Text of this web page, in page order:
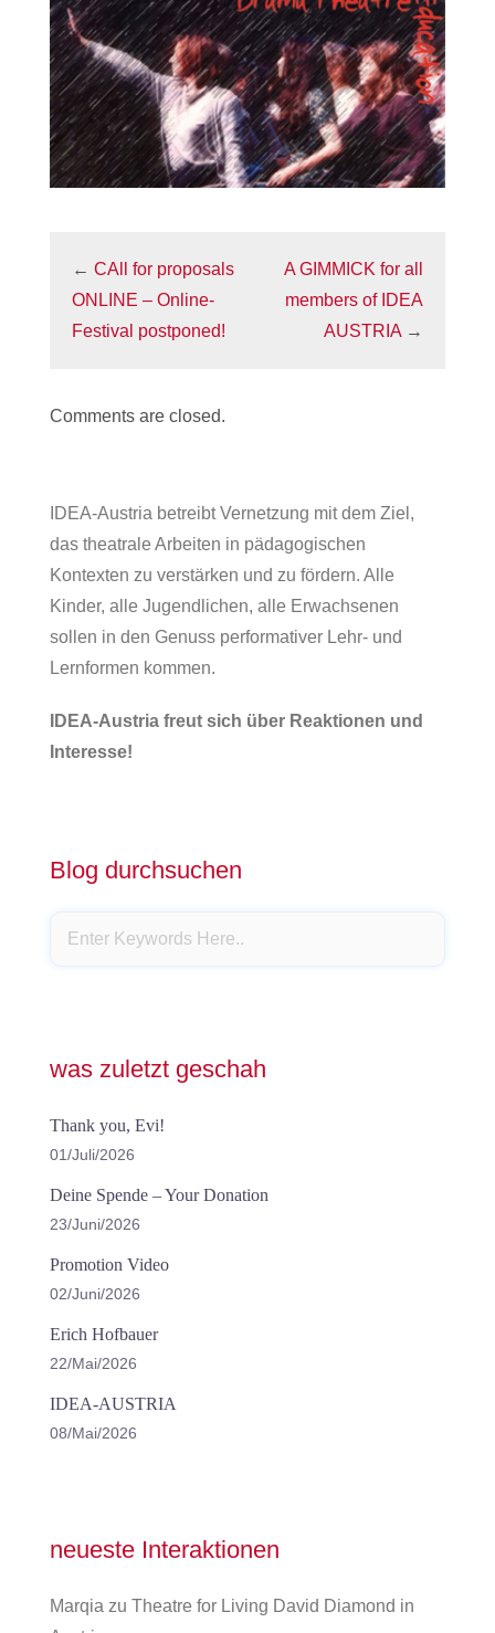
← CAll for proposals
ONLINE – Online-
Festival postponed!
A GIMMICK for all
members of IDEA
AUSTRIA →
Comments are closed.
IDEA-Austria betreibt Vernetzung mit dem Ziel,
das theatrale Arbeiten in pädagogischen
Kontexten zu verstärken und zu fördern. Alle
Kinder, alle Jugendlichen, alle Erwachsenen
sollen in den Genuss performativer Lehr- und
Lernformen kommen.
IDEA-Austria freut sich über Reaktionen und
Interesse!
Blog durchsuchen
was zuletzt geschah
Thank you, Evi!
01/Juli/2026
Deine Spende – Your Donation
23/Juni/2026
Promotion Video
02/Juni/2026
Erich Hofbauer
22/Mai/2026
IDEA-AUSTRIA
08/Mai/2026
neueste Interaktionen
Marqia zu Theatre for Living David Diamond in